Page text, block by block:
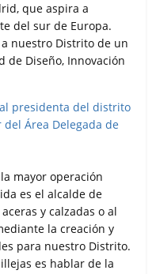
que aspira a
del sur de Europa.
nuestro Distrito de un
de Diseño, Innovación
mayor operación
es el alcalde de
y calzadas o al
la creación y
para nuestro Distrito.
es hablar de la